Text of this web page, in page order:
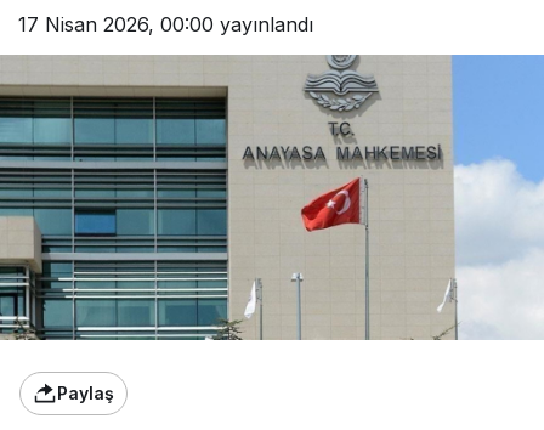
17 Nisan 2026, 00:00 yayınlandı
Paylaş